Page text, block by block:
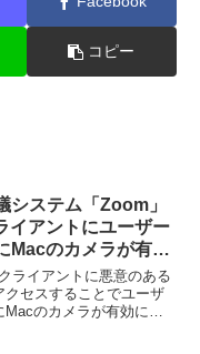
コピー
システム「Zoom」
イアントにユーザー
Macのカメラが有効
う脆弱性が発見され
ライアントに悪意のある
クセスすることでユーザ
Macのカメラが有効にし